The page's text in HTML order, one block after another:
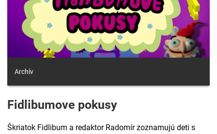
Archív
Fidlibumove pokusy
Škriatok Fidlibum a redaktor Radomír zoznamujú deti s